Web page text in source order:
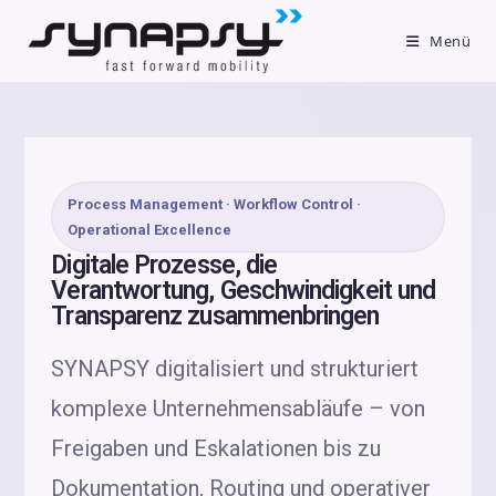
Menü
Process Management · Workflow Control ·
Operational Excellence
Digitale Prozesse, die
Verantwortung, Geschwindigkeit und
Transparenz zusammenbringen
SYNAPSY digitalisiert und strukturiert
komplexe Unternehmensabläufe – von
Freigaben und Eskalationen bis zu
Dokumentation, Routing und operativer